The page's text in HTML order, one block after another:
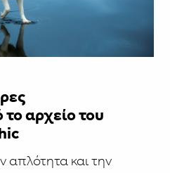
αρχείο του
απλότητα και την